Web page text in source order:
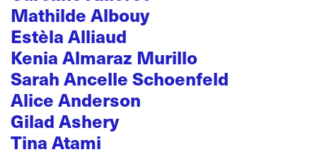
Mathilde Albouy
Estèla Alliaud
Kenia Almaraz Murillo
Sarah Ancelle Schoenfeld
Alice Anderson
Gilad Ashery
Tina Atami